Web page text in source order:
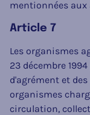
mentionnées aux
Article 7
Les organismes
23 décembre
d'agrément et
organismes
circulation,